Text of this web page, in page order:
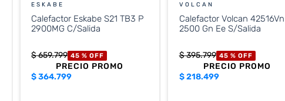
ESKABE
Calefactor Eskabe S21 TB3 P
2900MG C/Salida
$659.799 45 % OFF
PRECIO PROMO
$364.799
VOLCAN
Calefactor Volcan 42516Vn
2500 Gn Ee S/Salida
$395.799 45 % OFF
PRECIO PROMO
$218.499